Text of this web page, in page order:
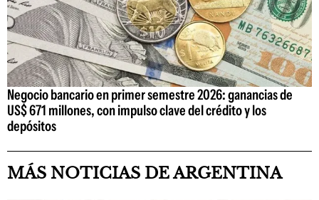
Negocio bancario en primer semestre 2026: ganancias de
US$ 671 millones, con impulso clave del crédito y los
depósitos
MÁS NOTICIAS DE ARGENTINA